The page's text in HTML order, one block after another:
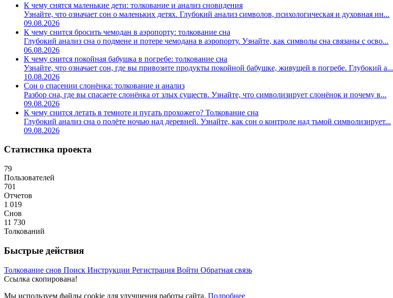
К чему снятся маленькие дети: толкование и анализ сновидения
Узнайте, что означает сон о маленьких детях. Глубокий анализ символов, психологическая и духовная ин...
09.08.2026
К чему снится бросить чемодан в аэропорту: толкование сна
Глубокий анализ сна о подмене и потере чемодана в аэропорту. Узнайте, как символы сна связаны с осво...
06.08.2026
К чему снится покойная бабушка в погребе: толкование сна
Узнайте, что означает сон, где вы привозите продукты покойной бабушке, живущей в погребе. Глубокий а...
10.08.2026
Сон о спасении слонёнка: толкование и анализ
Разбор сна, где вы спасаете слонёнка от злых существ. Узнайте, что символизирует слонёнок и почему в...
09.08.2026
К чему снится летать в темноте и пугать прохожего? Толкование сна
Глубокий анализ сна о полёте ночью над деревней. Узнайте, как сон о контроле над тьмой символизирует...
09.08.2026
Статистика проекта
79
Пользователей
701
Отчетов
1 019
Снов
11 730
Толкований
Быстрые действия
Толкование снов Поиск Инструкции Регистрация Войти Обратная связь
Ссылка скопирована!
Мы используем файлы cookie для улучшения работы сайта. Подробнее